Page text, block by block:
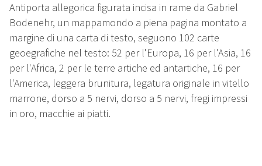
Antiporta allegorica figurata incisa in rame da Gabriel
Bodenehr, un mappamondo a piena pagina montato a
margine di una carta di testo, seguono 102 carte
geoegrafiche nel testo: 52 per l'Europa, 16 per l'Asia, 16
per l'Africa, 2 per le terre artiche ed antartiche, 16 per
l'America, leggera brunitura, legatura originale in vitello
marrone, dorso a 5 nervi, dorso a 5 nervi, fregi impressi
in oro, macchie ai piatti.